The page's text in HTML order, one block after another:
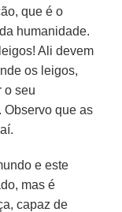
que é o
humanidade.
Ali devem
os leigos,
o seu
Observo que as
e este
mas é
capaz de